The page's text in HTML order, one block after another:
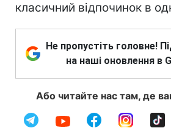
класичний відпочинок в
Не пропустіть головне!
на наші оновлення в
Або читайте нас там, де